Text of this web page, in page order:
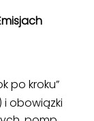
po kroku”
i obowiązki